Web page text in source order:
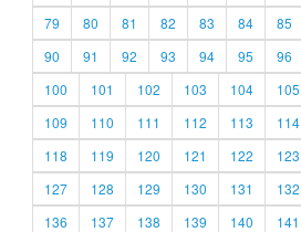
79
80 81 82 83 84 85
90
91 92 93 94 95 96
100
101 102 103 104 105
109
110 111 112 113 114
118
119 120 121 122 123
127
128 129 130 131 132
136
137 138 139 140 141